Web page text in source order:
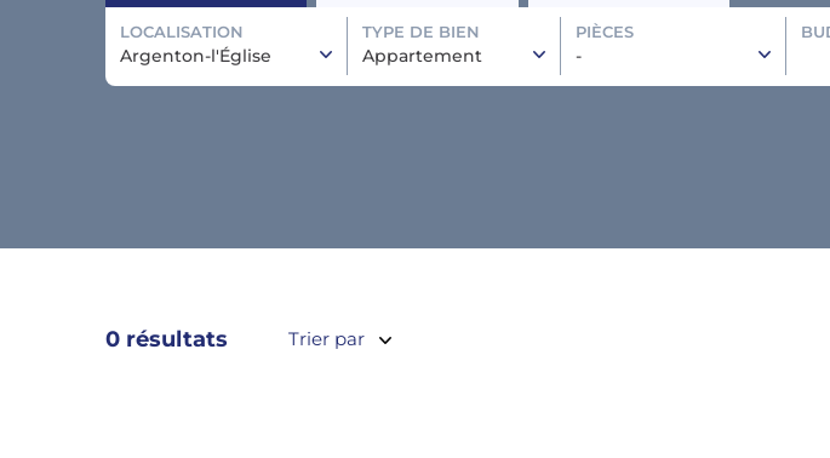
LOCALISATION
Argenton-l'Église
TYPE DE BIEN
Appartement
PIÈCES
-
0 résultats Trier par